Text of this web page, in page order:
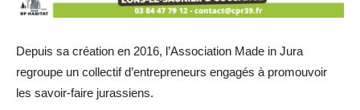
Depuis sa création en 2016, l’Association Made in Jura
regroupe un collectif d’entrepreneurs engagés à promouvoir
les savoir-faire jurassiens.